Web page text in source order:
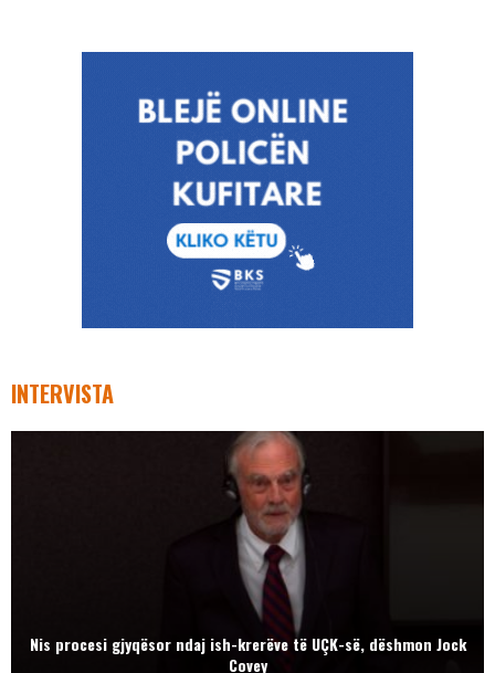
INTERVISTA
Nis procesi gjyqësor ndaj ish-krerëve të UÇK-së, dëshmon Jock
Covey